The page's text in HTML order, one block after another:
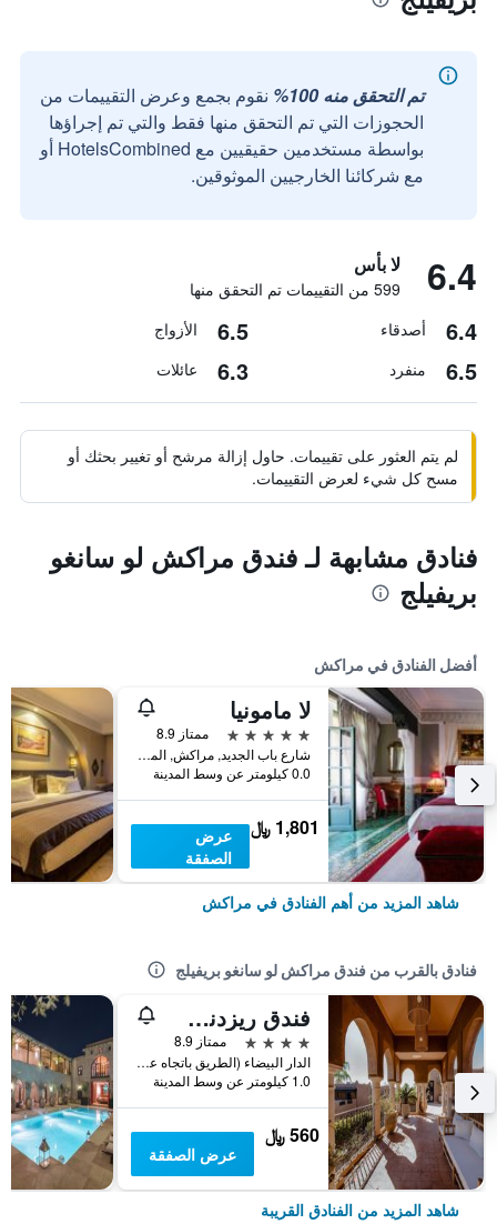
تم التحقق منه 100%
نقوم بجمع وعرض التقييمات من
الحجوزات التي تم التحقق منها فقط والتي تم إجراؤها
بواسطة مستخدمين حقيقيين مع HotelsCombined أو
مع شركائنا الخارجيين الموثوقين.
6.4 لا بأس
599 من التقييمات تم التحقق منها
6.4 أصدقاء 6.5 الأزواج
6.5 منفرد 6.3 عائلات
لم يتم العثور على تقييمات. حاول إزالة مرشح أو تغيير بحثك أو
مسح كل شيء لعرض التقييمات.
فنادق مشابهة لـ فندق مراكش لو سانغو
بريفيلج
أفضل الفنادق في مراكش
لا مامونيا
5 نجوم
ممتاز 8.9
شارع باب الجديد, مراكش, المغرب
0.0 كيلومتر عن وسط المدينة
1,801 ﷼
عرض
الصفقة
شاهد المزيد من أهم الفنادق في مراكش
فنادق بالقرب من فندق مراكش لو سانغو بريفيلج
فندق ريزدنس دار لمياء مراكش
4 نجوم
ممتاز 8.9
الدار البيضاء (الطريق باتجاه علي) أول يسار 400م, مراكش, المغرب
1.0 كيلومتر عن وسط المدينة
560 ﷼
عرض الصفقة
شاهد المزيد من الفنادق القريبة